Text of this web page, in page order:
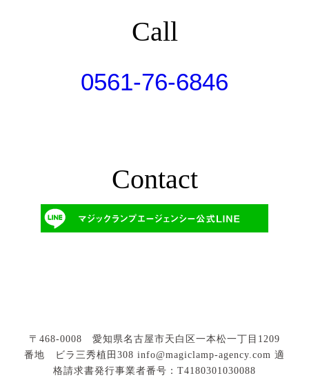
Call
0561-76-6846
Contact
〒468-0008 愛知県名古屋市天白区一本松一丁目1209
番地 ビラ三秀植田308 info@magiclamp-agency.com 適
格請求書発行事業者番号：T4180301030088